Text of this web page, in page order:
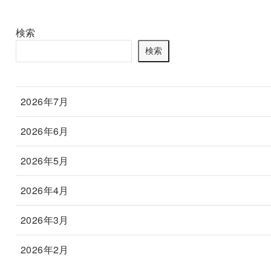
検索
検索
2026年7月
2026年6月
2026年5月
2026年4月
2026年3月
2026年2月